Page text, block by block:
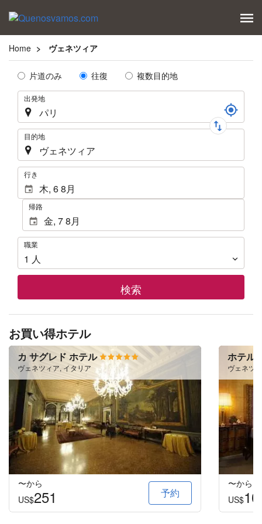
Home ヴェネツィア
Tipo
Trayecto
片道のみ 往復
複数目的地
航出発地
目的地
. 行き
帰路
職職業
1 人
検索
お買い得ホテル
カ サグレド ホテル
ヴェネツィア, イタリア
〜から
US$251 予約
ホテル
ヴェネツ
〜から
US$